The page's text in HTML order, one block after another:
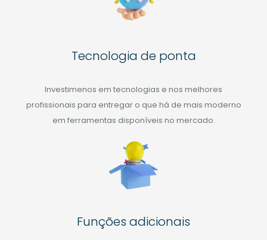
Tecnologia de ponta
Investimenos em tecnologias e nos melhores
profissionais para entregar o que há de mais moderno
em ferramentas disponíveis no mercado.
Funções adicionais